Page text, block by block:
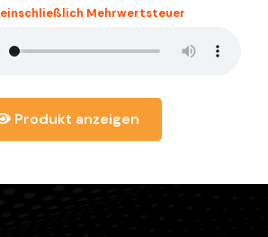
einschließlich Mehrwertsteuer
Produkt anzeigen